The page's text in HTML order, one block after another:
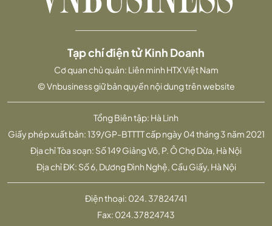
Tổng Biên tập: Hà Linh
Giấy phép xuất bản: 139/GP-BTTTT cấp ngày 04 tháng 3 năm 2021
Địa chỉ Tòa soạn: Số 149 Giảng Võ, P. Ô Chợ Dừa, Hà Nội
Địa chỉ ĐK: Số 6, Dương Đình Nghệ, Cầu Giấy, Hà Nội
Tạp chí điện tử Kinh Doanh
Cơ quan chủ quản: Liên minh HTX Việt Nam
© Vnbusiness giữ bản quyền nội dung trên website
Điện thoại: 024. 37824741
Fax: 024.37824743